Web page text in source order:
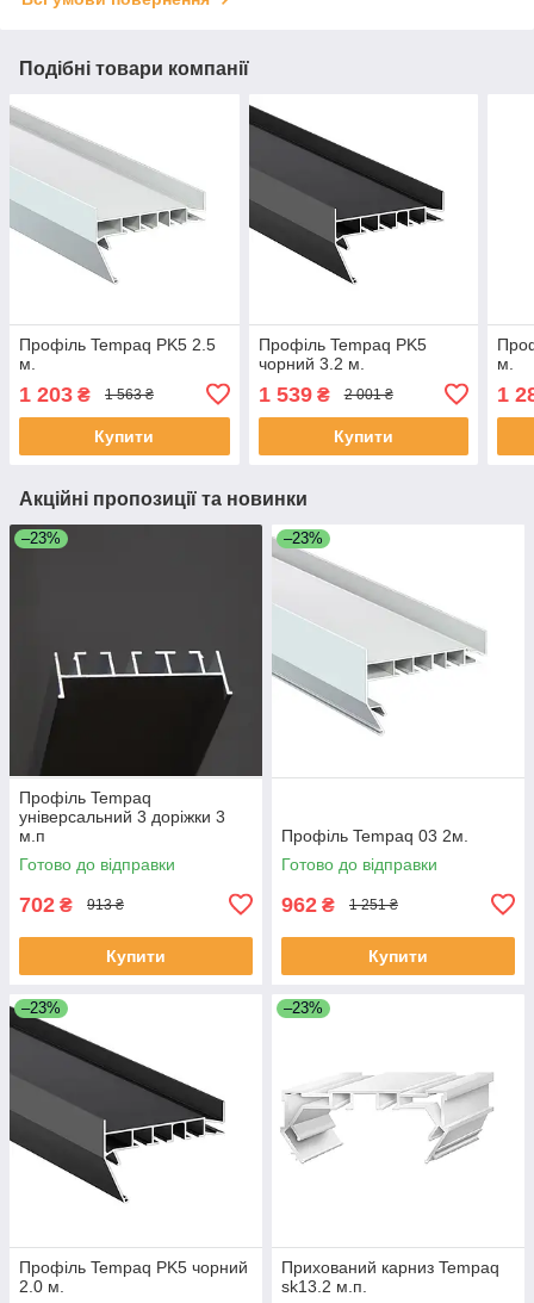
Подібні товари компанії
Профіль Tempaq PK5 2.5
м.
1 203 ₴ 1 563 ₴
Купити
Профіль Tempaq PK5
чорний 3.2 м.
1 539₴ 2 001 ₴
Купити
м.
1
Акційні пропозиції та новинки
–23%
Профіль Tempaq
універсальний 3 доріжки 3
м.п
Готово до відправки
702 ₴ 913 ₴
Купити
–23%
Профіль Tempaq 03 2м.
Готово до відправки
962 ₴ 1 251 ₴
Купити
–23%
Профіль Tempaq PK5 чорний
2.0 м.
–23%
Прихований карниз Tempaq
sk13.2 м.п.